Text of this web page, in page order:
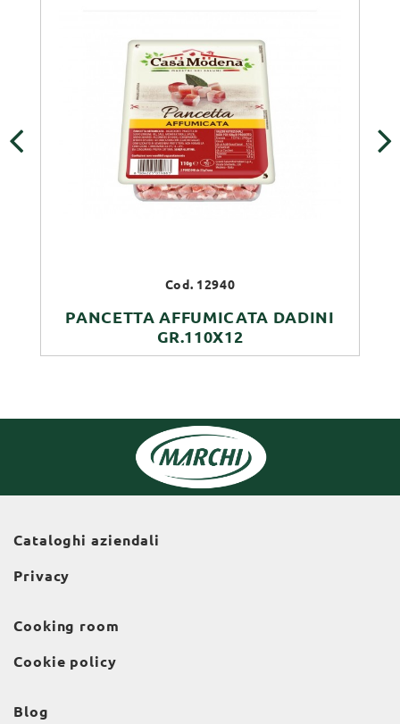
Cod. 12940
PANCETTA AFFUMICATA DADINI
GR.110X12
Cataloghi aziendali
Privacy
Cooking room
Cookie policy
Blog